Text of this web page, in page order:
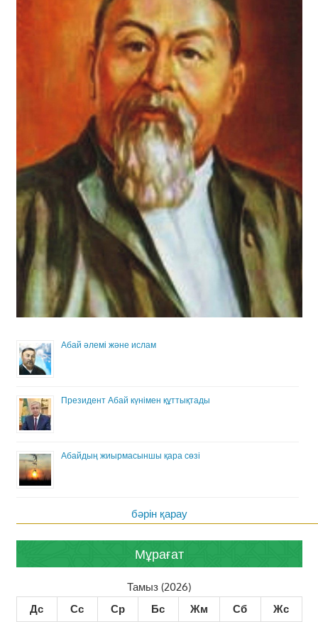
Абай әлемі және ислам
Президент Абай күнімен құттықтады
Абайдың жиырмасыншы қара сөзі
бәрін қарау
Мұрағат
Тамыз (2026)
Дс
Сс Ср Бс Жм Сб
Жс